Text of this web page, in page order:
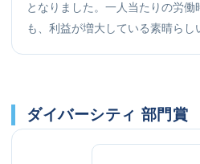
となりました。一人当たりの労働
も、利益が増大している素晴らし
ダイバーシティ 部門賞